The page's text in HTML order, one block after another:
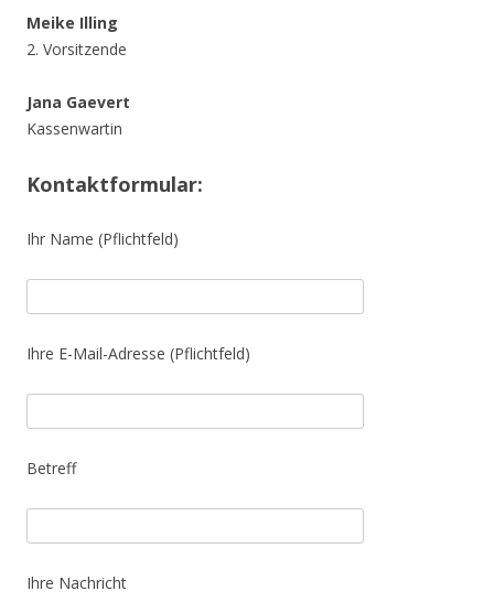
Meike Illing
2. Vorsitzende
Jana Gaevert
Kassenwartin
Kontaktformular:
Ihr Name (Pflichtfeld)
Ihre E-Mail-Adresse (Pflichtfeld)
Betreff
Ihre Nachricht